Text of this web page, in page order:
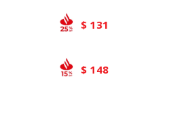
$ 131
$ 148